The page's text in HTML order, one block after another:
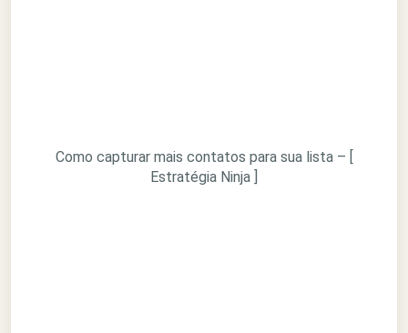
Como capturar mais contatos para sua lista – [
Estratégia Ninja ]